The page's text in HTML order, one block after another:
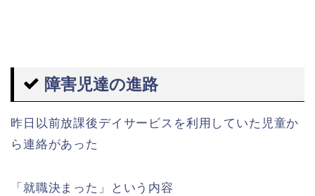
障害児達の進路
昨日以前放課後デイサービスを利用していた児童か
ら連絡があった
「就職決まった」という内容